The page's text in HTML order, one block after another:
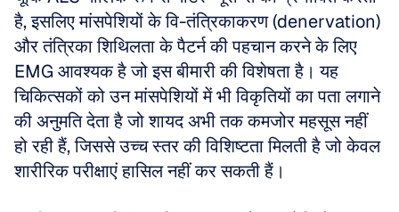
है, इसलिए मांसपेशियों के वि-तंत्रिकाकरण (denervation)
और तंत्रिका शिथिलता के पैटर्न की पहचान करने के लिए
EMG आवश्यक है जो इस बीमारी की विशेषता है। यह
चिकित्सकों को उन मांसपेशियों में भी विकृतियों का पता लगाने
की अनुमति देता है जो शायद अभी तक कमजोर महसूस नहीं
हो रही हैं, जिससे उच्च स्तर की विशिष्टता मिलती है जो केवल
शारीरिक परीक्षाएं हासिल नहीं कर सकती हैं।